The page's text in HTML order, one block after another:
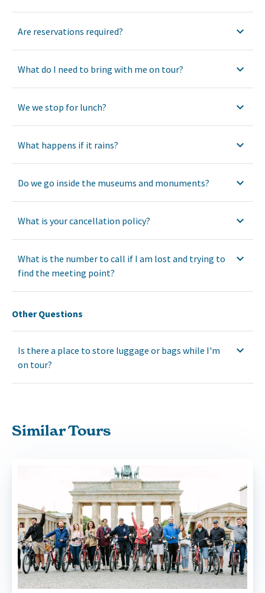
Are reservations required?
What do I need to bring with me on tour?
We we stop for lunch?
What happens if it rains?
Do we go inside the museums and monuments?
What is your cancellation policy?
What is the number to call if I am lost and trying to
find the meeting point?
Other Questions
Is there a place to store luggage or bags while I'm
on tour?
Similar Tours